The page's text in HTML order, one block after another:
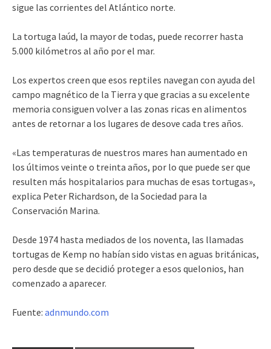
sigue las corrientes del Atlántico norte.
La tortuga laúd, la mayor de todas, puede recorrer hasta
5.000 kilómetros al año por el mar.
Los expertos creen que esos reptiles navegan con ayuda del
campo magnético de la Tierra y que gracias a su excelente
memoria consiguen volver a las zonas ricas en alimentos
antes de retornar a los lugares de desove cada tres años.
«Las temperaturas de nuestros mares han aumentado en
los últimos veinte o treinta años, por lo que puede ser que
resulten más hospitalarios para muchas de esas tortugas»,
explica Peter Richardson, de la Sociedad para la
Conservación Marina.
Desde 1974 hasta mediados de los noventa, las llamadas
tortugas de Kemp no habían sido vistas en aguas británicas,
pero desde que se decidió proteger a esos quelonios, han
comenzado a aparecer.
Fuente: adnmundo.com